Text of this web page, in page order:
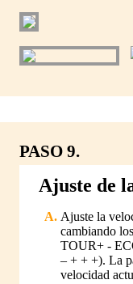
PASO 9.
Ajuste de
Ajuste la
cambiando
TOUR+ -
– + + +). La
velocidad